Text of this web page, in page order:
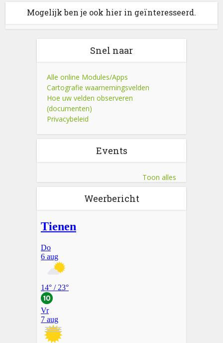
Mogelijk ben je ook hier in geïnteresseerd.
Snel naar
Alle online Modules/Apps
Cartografie waarnemingsvelden
Hoe uw velden observeren
(documenten)
Privacybeleid
Events
Toon alles
Weerbericht